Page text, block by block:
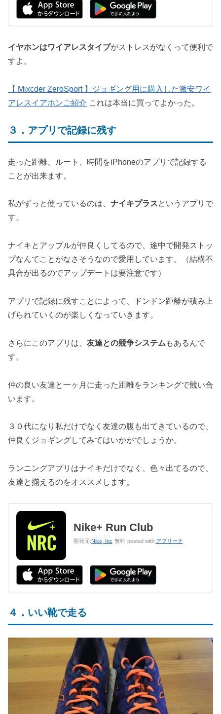
イヤホンはワイアレスタイプがストレスがなくって便利で
すよ。
【 Mixcder ZeroSport 】ジョギング用に購入した激安ワイ
アレスイアホンご紹介 これは本当に買ってよかった。
３．アプリで記録に残す
走った距離、ルート、時間をiPhoneのアプリで記録する
ことが出来ます。
私がずっと使っているのは、 ナイキプラスというアプリで
す。
ナイキとアップルが仲良くしてるので、途中で開発ストッ
プなんてことがなさそうなので愛用しています。（結構不
具合が出るのでアップデートは要注意です）
アプリで記録に残すことによって、ドンドン距離が積み上
げられていくのが楽しくなっていきます。
さらにこのアプリは、 友達との競争システム もあるんで
す。
仲の良い友達と一ヶ月に走った距離をランキングで競い合
います。
３０代になり私だけでなく友達の腹も出てきているので、
仲良くジョギングしてみてはいかがでしょうか。
ランニングアプリはナイキだけでなく、色々出てるので、
友達と揃えるのをオススメします。
Nike+ Run Club
開発元:Nike, Inc 無料 posted with アプリーチ
４．いい靴で走る